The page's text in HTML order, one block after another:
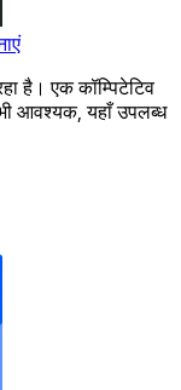
है। एक कॉम्पिटेटिव
आवश्यक, यहाँ उपलब्ध